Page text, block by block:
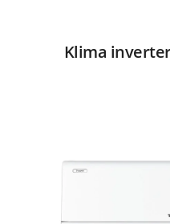
Klima inverter